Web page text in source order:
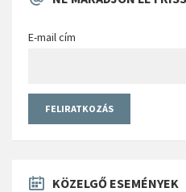
E-mail cím
KÖZELGŐ ESEMÉNYEK